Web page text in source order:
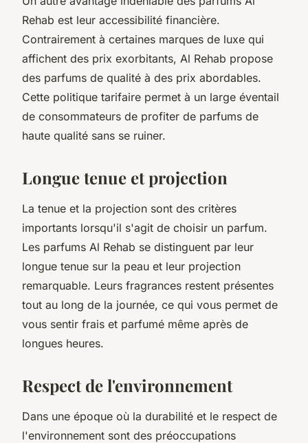
Rehab est leur accessibilité financière.
Contrairement à certaines marques de luxe qui
affichent des prix exorbitants, Al Rehab propose
des parfums de qualité à des prix abordables.
Cette politique tarifaire permet à un large éventail
de consommateurs de profiter de parfums de
haute qualité sans se ruiner.
Longue tenue et projection
La tenue et la projection sont des critères
importants lorsqu'il s'agit de choisir un parfum.
Les parfums Al Rehab se distinguent par leur
longue tenue sur la peau et leur projection
remarquable. Leurs fragrances restent présentes
tout au long de la journée, ce qui vous permet de
vous sentir frais et parfumé même après de
longues heures.
Respect de l'environnement
Dans une époque où la durabilité et le respect de
l'environnement sont des préoccupations